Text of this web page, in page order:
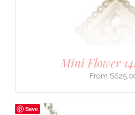
Mini Flower
$
Save